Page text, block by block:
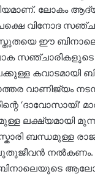
ലോകം
വിനോദ
ഈ
കവാടമായി
വാണിജ്യം
‘ദാവോസായി’
ലക്ഷ്യമായി
ബന്ധമുള്ള
നൽകണം.
ബിനാലെയുടെ